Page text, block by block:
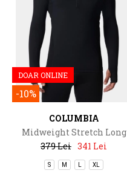
DOAR ONLINE
-10%
COLUMBIA
Midweight Stretch Long
Sleeve Half Zip
379 Lei 341 Lei
S M XL